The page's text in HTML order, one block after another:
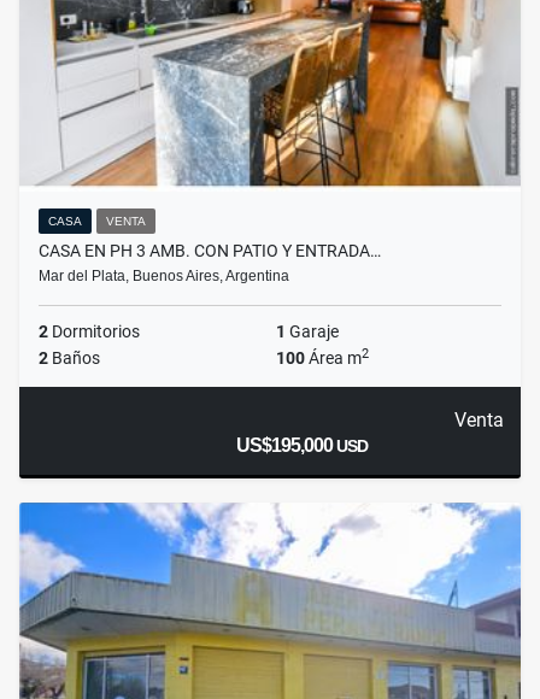
CASA VENTA
CASA EN PH 3 AMB. CON PATIO Y ENTRADA…
Mar del Plata, Buenos Aires, Argentina
2 Dormitorios 1 Garaje
2 Baños 100Área m2
Venta
US$195,000USD